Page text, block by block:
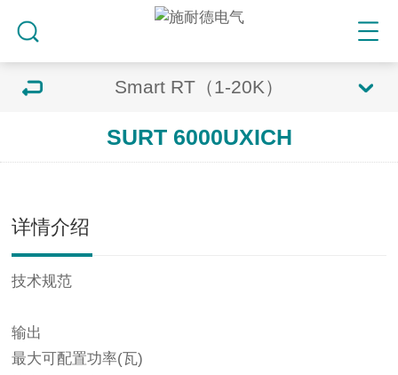
Smart RT（1-20K）
SURT 6000UXICH
详情介绍
技术规范
输出
最大可配置功率(瓦)